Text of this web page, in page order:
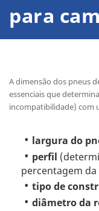
para
A dimensão dos pneus
essenciais que
incompatibilidade) com
largura do
perfil
percentagem
tipo de
diâmetro da